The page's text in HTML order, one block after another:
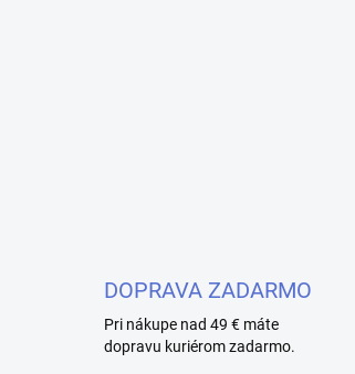
DOPRAVA ZADARMO
Pri nákupe nad 49 € máte
dopravu kuriérom zadarmo.